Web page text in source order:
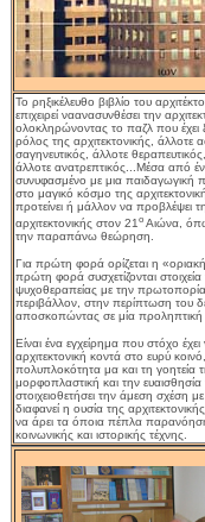
Το ρηξικέλευθο βιβλίο του
επιχειρεί ναανασυνθέσει την
ολοκληρώνοντας το παζλ που έχει
ρόλος της αρχιτεκτονικής, άλλοτε
σαγηνευτικός, άλλοτε
άλλοτε ανατρεπτικός...Μέσα από
συνυφασμένο με μια παιδαγωγική
στο μαγικό κόσμο της
προτείνει ή μάλλον να προβλέψει
αρχιτεκτονικής στον 21ο Αιώνα,
την παραπάνω θεώρηση.
Για πρώτη φορά ορίζεται η
πρώτη φορά συσχετίζονται στοιχεία
ψυχοθεραπείας με την
περιβάλλον, στην περίπτωση του
αποσκοπώντας σε μία προληπτική
Είναι ένα εγχείρημα που στόχο έχει
αρχιτεκτονική κοντά στο ευρύ
πολυπλοκότητα μα και τη γοητεία
μορφοπλαστική και την ευαισθησία
στοιχειοθετήσει την άμεση σχέση
διαφανεί η ουσία της
να άρει τα όποια πέπλα
κοινωνικής και ιστορικής τέχνης.